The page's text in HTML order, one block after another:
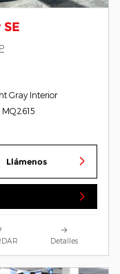
Gray Interior
Llámenos
Detalles